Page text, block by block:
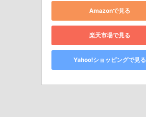
Amazonで見る
楽天市場で見る
Yahoo!ショッピングで見る